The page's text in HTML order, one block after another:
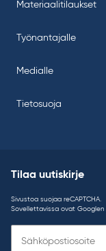
Materiaalitilaukset
Työnantajalle
Medialle
Tietosuoja
Tilaa uutiskirje
Sivustoa suojaa reCAPTCHA.
Sovellettavissa ovat Googlen
uutiskirje: